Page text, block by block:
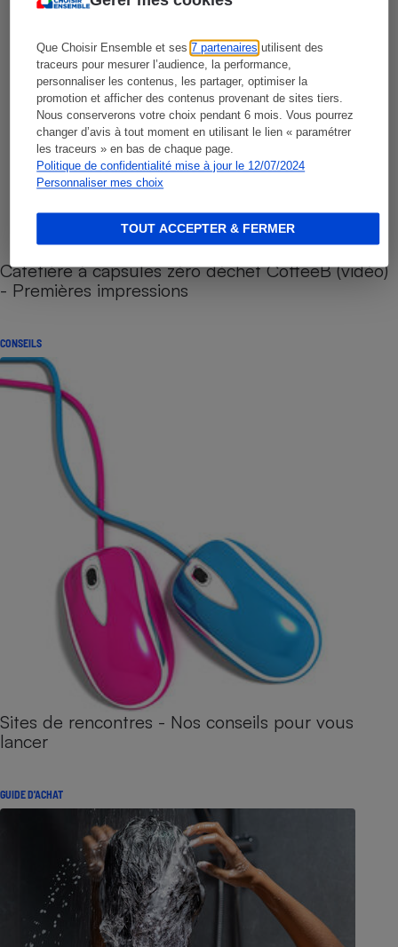
Que Choisir Ensemble et ses7 partenaires utilisent des
traceurs pour mesurer l’audience, la performance,
personnaliser les contenus, les partager, optimiser la
promotion et afficher des contenus provenant de sites tiers.
Nous conserverons votre choix pendant 6 mois. Vous pourrez
changer d’avis à tout moment en utilisant le lien « paramétrer
les traceurs » en bas de chaque page.
Politique de confidentialité mise à jour le 12/07/2024
Personnaliser mes choix
TOUT ACCEPTER & FERMER
Cafetière à capsules zéro déchet CoffeeB (vidéo)
- Premières impressions
CONSEILS
Sites de rencontres - Nos conseils pour vous
lancer
GUIDE D'ACHAT